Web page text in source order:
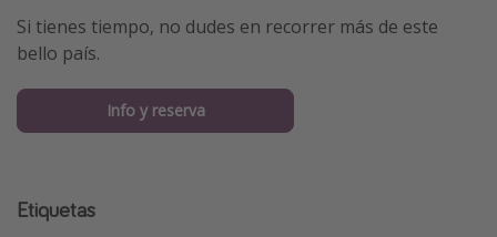
Si tienes tiempo, no dudes en recorrer más de este
bello país.
Info y reserva
Etiquetas